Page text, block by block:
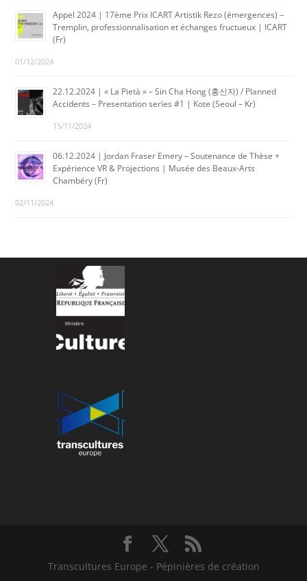
Appel 2024 | 17ème Prix ICART Artistik Rezo (émergences) –
Tremplin, professionnalisation et échanges fructueux | ICART
(Fr)
01/12/2024
22.12.2024 | « La Pietà » – Sin Cha Hong (홍신자) / Planned
Accidents – Presentation series #1 | Kote (Seoul – Kr)
15/11/2024
06.12.2024 | Jordan Fraser Emery – Soutenance de Thèse +
Expérience VR & Projections | Musée des Beaux-Arts
Chambéry (Fr)
02/11/2024
Transcultures Europe - Pépinières de création